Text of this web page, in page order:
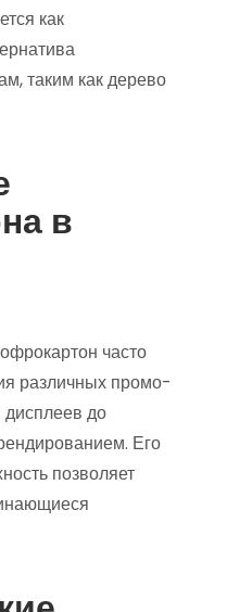
как
таким как дерево
в
часто
различных промо-
дисплеев до
Его
позволяет